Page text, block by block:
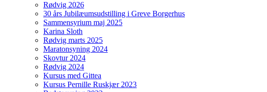
Rødvig 2026
30 års Jubilæumsudstilling i Greve Borgerhus
Sammensyrium maj 2025
Karina Sloth
Rødvig marts 2025
Maratonsyning 2024
Skovtur 2024
Rødvig 2024
Kursus med Gittea
Kursus Pernille Ruskjær 2023